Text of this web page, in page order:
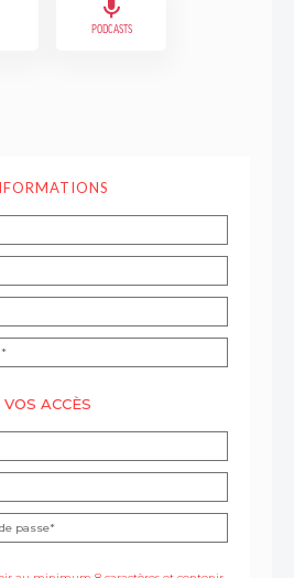
PODCASTS